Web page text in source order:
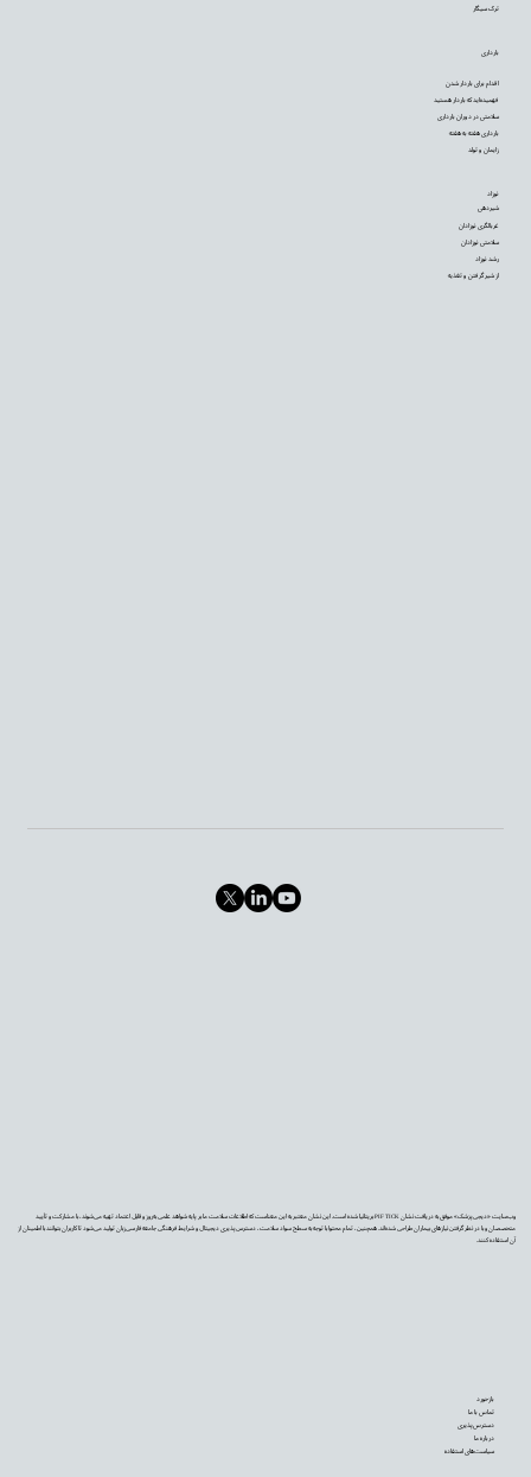
وب‌سایت «دیجی‌پزشک» موفق به دریافت نشان PIF TICK بریتانیا شده است. این نشان معتبر به این معناست که اطلاعات سلامت ما بر پایه شواهد علمی به‌روز و قابل اعتماد تهیه می‌شوند، با مشارکت و تأیید
متخصصان و با در نظر گرفتن نیازهای بیماران طراحی شده‌اند. همچنین، تمام محتوا با توجه به سطح سواد سلامت، دسترس‌پذیری دیجیتال و شرایط فرهنگی جامعه فارسی‌زبان تولید می‌شود تا کاربران بتوانند با اطمینان از
آن استفاده کنند.
بازخورد
تماس با ما
دسترس‌پذیری
درباره ما
سیاست‌های استفاده
نوزاد
شیردهی
غربالگری نوزادان
سلامتی نوزادان
رشد نوزاد
از شیر گرفتن و تغذیه
بارداری
اقدام برای باردار شدن
فهمیده‌اید که باردار هستید
سلامتی در دوران بارداری
بارداری هفته به هفته
زایمان و تولد
ترک سیگار